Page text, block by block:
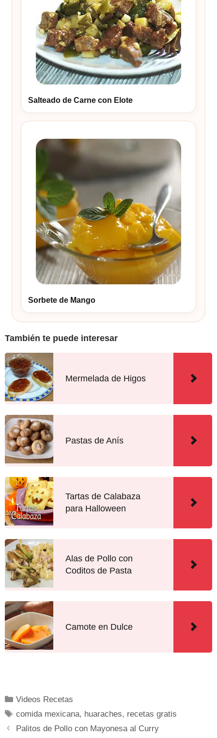
Salteado de Carne con Elote
Sorbete de Mango
También te puede interesar
Mermelada de Higos
Pastas de Anís
Tartas de Calabaza
para Halloween
Alas de Pollo con
Coditos de Pasta
Camote en Dulce
Videos Recetas
comida mexicana, huaraches, recetas gratis
Palitos de Pollo con Mayonesa al Curry